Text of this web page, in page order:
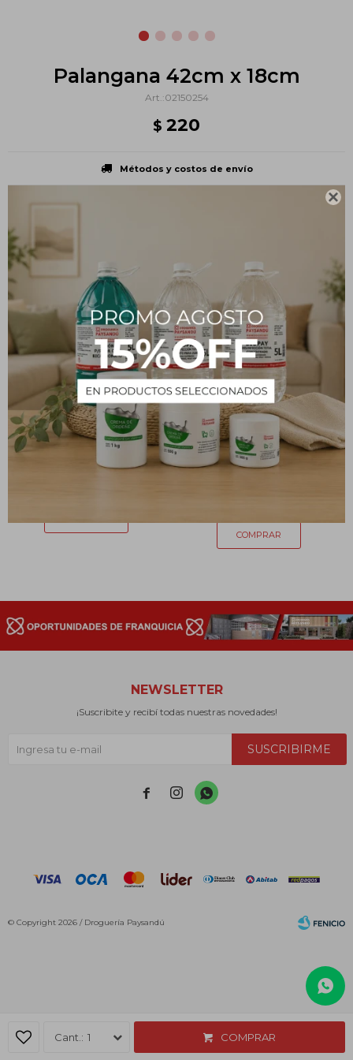

Palangana 42cm x 18cm
02150254
$ 220
1 COMPRAR
Métodos y costos de envío
PRODUCTOS QUE TE PUEDEN INTERESAR
Bolsa de agua caliente
Canasto mediano 33.5 x
NEWSLETTER
¡Suscribite y recibí todas nuestras novedades!
SUSCRIBIRME
  
© Copyright 2026 / Droguería Paysandú